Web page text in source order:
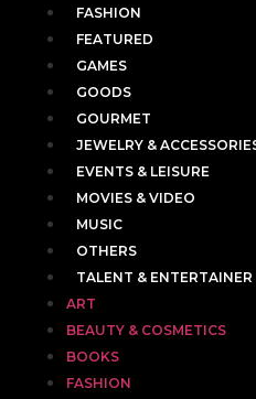
FASHION
FEATURED
GAMES
GOODS
GOURMET
JEWELRY &
EVENTS & LEISURE
MOVIES & VIDEO
MUSIC
OTHERS
TALENT & ENTERTAINER
ART
BEAUTY & COSMETICS
BOOKS
FASHION